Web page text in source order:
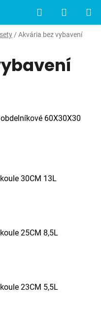
Hledat
KOŠÍK
/ Akvária bez vybavení
60X30X30
30CM 13L
25CM 8,5L
23CM 5,5L